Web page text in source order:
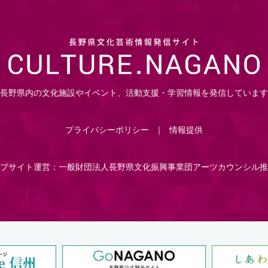
長野県内の文化施設やイベント、活動支援・学習情報を発信しています
プライバシーポリシー 情報提供
サイト運営：一般財団法人長野県文化振興事業団アーツカウンシル